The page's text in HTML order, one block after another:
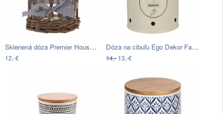
Sklenená dóza Premier Housewares…
12,-€
Dóza na cibuľu Ego Dekor Farma
14,-13,-€